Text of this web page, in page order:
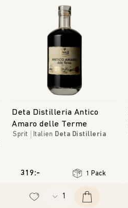
Deta Distilleria Antico
Amaro delle Terme
Sprit Italien Deta Distilleria
319:- 1 Pack